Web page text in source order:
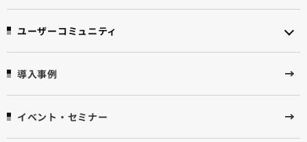
ユーザーコミュニティ
導入事例
イベント・セミナー